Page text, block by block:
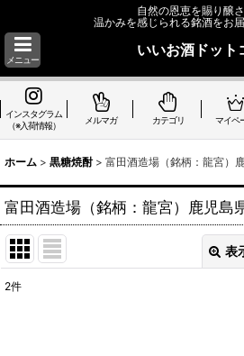
自然の恩恵を賜り醸
温かみを感じられる銘酒をお届
メニュー
いいお酒ドット
インスタグラム
（※入荷情報）
メルマガ カテゴリ マイペ
ホーム > 黒糖焼酎 > 富田酒造場（銘柄：龍宮）
富田酒造場（銘柄：龍宮）鹿児島
表
2件